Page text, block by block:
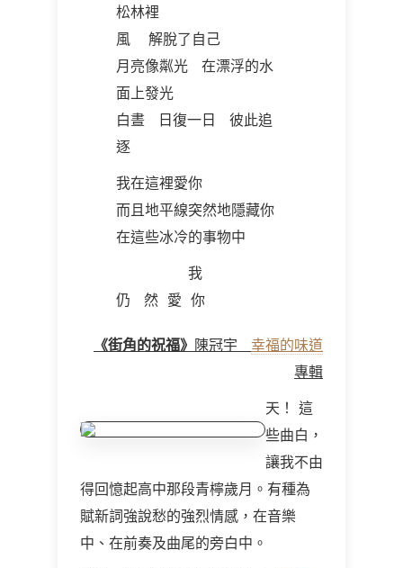
松林裡
風 解脫了自己
月亮像粼光 在漂浮的水
面上發光
白晝 日復一日 彼此追
逐
我在這裡愛你
而且地平線突然地隱藏你
在這些冰冷的事物中
我
仍 然 愛 你
《街角的祝福》 陳冠宇 幸福的味道
專輯
天！ 這
些曲白，
讓我不由
得回憶起高中那段青檸歲月。有種為
賦新詞強說愁的強烈情感，在音樂
中、在前奏及曲尾的旁白中。